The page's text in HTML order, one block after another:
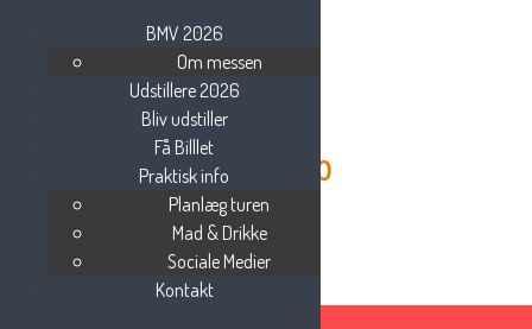
DSC_2820
BMV 2026
Om messen
Udstillere 2026
Bliv udstiller
Få Billlet
Praktisk info
Planlæg turen
Mad & Drikke
Sociale Medier
Kontakt